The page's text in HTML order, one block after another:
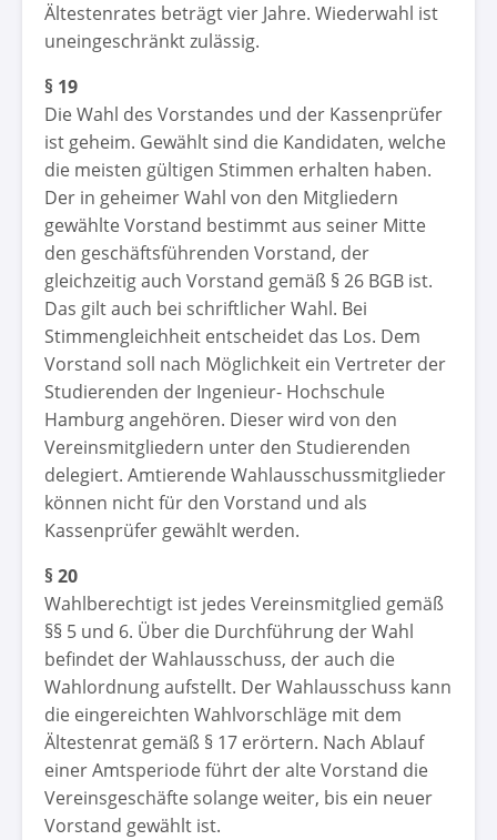
Ältestenrates beträgt vier Jahre. Wiederwahl ist
uneingeschränkt zulässig.
§ 19
Die Wahl des Vorstandes und der Kassenprüfer
ist geheim. Gewählt sind die Kandidaten, welche
die meisten gültigen Stimmen erhalten haben.
Der in geheimer Wahl von den Mitgliedern
gewählte Vorstand bestimmt aus seiner Mitte
den geschäftsführenden Vorstand, der
gleichzeitig auch Vorstand gemäß § 26 BGB ist.
Das gilt auch bei schriftlicher Wahl. Bei
Stimmengleichheit entscheidet das Los. Dem
Vorstand soll nach Möglichkeit ein Vertreter der
Studierenden der Ingenieur- Hochschule
Hamburg angehören. Dieser wird von den
Vereinsmitgliedern unter den Studierenden
delegiert. Amtierende Wahlausschussmitglieder
können nicht für den Vorstand und als
Kassenprüfer gewählt werden.
§ 20
Wahlberechtigt ist jedes Vereinsmitglied gemäß
§§ 5 und 6. Über die Durchführung der Wahl
befindet der Wahlausschuss, der auch die
Wahlordnung aufstellt. Der Wahlausschuss kann
die eingereichten Wahlvorschläge mit dem
Ältestenrat gemäß § 17 erörtern. Nach Ablauf
einer Amtsperiode führt der alte Vorstand die
Vereinsgeschäfte solange weiter, bis ein neuer
Vorstand gewählt ist.